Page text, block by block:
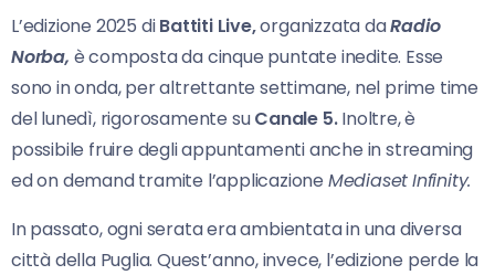
L’edizione 2025 diBattiti Live,organizzata daRadio
Norba, è composta da cinque puntate inedite. Esse
sono in onda, per altrettante settimane, nel prime time
del lunedì, rigorosamente suCanale 5.Inoltre, è
possibile fruire degli appuntamenti anche in streaming
ed on demand tramite l’applicazione MediasetInfinity.
In passato, ogni serata era ambientata in una diversa
città della Puglia. Quest’anno, invece, l’edizione perde la